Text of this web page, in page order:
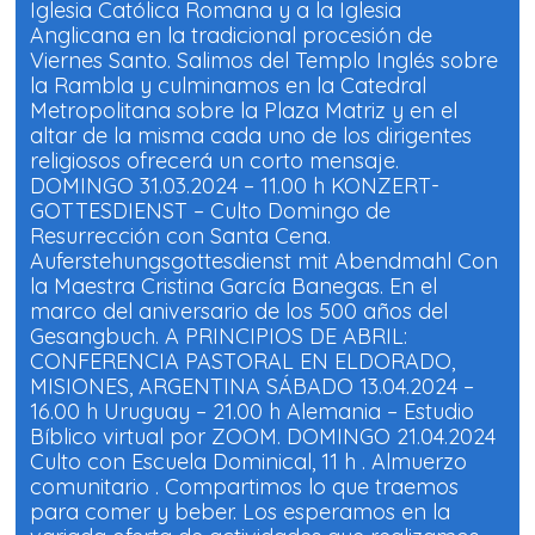
m
p
a
r
t
i
r
e
n
F
a
c
e
b
o
o
k
(
S
e
a
b
r
e
e
n
u
n
a
v
e
n
t
a
n
a
n
m
p
a
r
t
i
r
e
n
W
h
a
t
s
A
p
p
(
S
e
a
b
r
e
e
n
u
n
a
v
e
n
t
a
n
a
n
Iglesia Católica Romana y a la Iglesia
Anglicana en la tradicional procesión de
Viernes Santo. Salimos del Templo Inglés sobre
la Rambla y culminamos en la Catedral
Metropolitana sobre la Plaza Matriz y en el
altar de la misma cada uno de los dirigentes
religiosos ofrecerá un corto mensaje.
DOMINGO 31.03.2024 – 11.00 h KONZERT-
GOTTESDIENST – Culto Domingo de
Resurrección con Santa Cena.
Auferstehungsgottesdienst mit Abendmahl Con
la Maestra Cristina García Banegas. En el
marco del aniversario de los 500 años del
Gesangbuch. A PRINCIPIOS DE ABRIL:
CONFERENCIA PASTORAL EN ELDORADO,
MISIONES, ARGENTINA SÁBADO 13.04.2024 –
16.00 h Uruguay – 21.00 h Alemania – Estudio
Bíblico virtual por ZOOM. DOMINGO 21.04.2024
Culto con Escuela Dominical, 11 h . Almuerzo
comunitario . Compartimos lo que traemos
para comer y beber. Los esperamos en la